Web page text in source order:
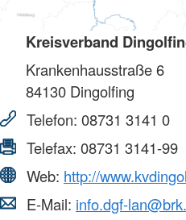
Kreisverband
Krankenhausstraße 6
84130 Dingolfing
Telefon: 08731 3141 0
Telefax: 08731 3141-99
Web: http://
E-Mail: info.dgf-